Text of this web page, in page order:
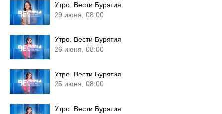
Утро. Вести Бурятия
29 июня, 08:00
Утро. Вести Бурятия
26 июня, 08:00
Утро. Вести Бурятия
25 июня, 08:00
Утро. Вести Бурятия